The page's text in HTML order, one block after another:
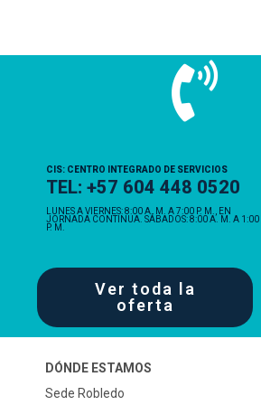
CIS: CENTRO INTEGRADO DE SERVICIOS
TEL: +57 604 448 0520
LUNES A VIERNES: 8:00 A. M. A 7:00 P. M., EN
JORNADA CONTINUA. SÁBADOS: 8:00 A. M. A 1:00
P. M.
Ver toda la
oferta
DÓNDE ESTAMOS
Sede Robledo